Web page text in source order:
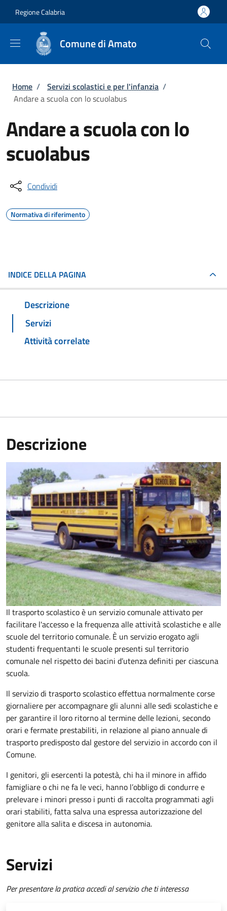
Regione Calabria
Comune di Amato
Briciole di pane
Home / Servizi scolastici e per l'infanzia /
Andare a scuola con lo scuolabus
Andare a scuola con lo
scuolabus
Condividi
Normativa di riferimento
INDICE DELLA PAGINA
Descrizione
Servizi
Attività correlate
Descrizione
Il trasporto scolastico è un servizio comunale attivato per
facilitare l'accesso e la frequenza alle attività scolastiche e alle
scuole del territorio comunale. È un servizio erogato agli
studenti frequentanti le scuole presenti sul territorio
comunale nel rispetto dei bacini d’utenza definiti per ciascuna
scuola.
Il servizio di trasporto scolastico effettua normalmente corse
giornaliere per accompagnare gli alunni alle sedi scolastiche e
per garantire il loro ritorno al termine delle lezioni, secondo
orari e fermate prestabiliti, in relazione al piano annuale di
trasporto predisposto dal gestore del servizio in accordo con il
Comune.
I genitori, gli esercenti la potestà, chi ha il minore in affido
famigliare o chi ne fa le veci, hanno l’obbligo di condurre e
prelevare i minori presso i punti di raccolta programmati agli
orari stabiliti, fatta salva una espressa autorizzazione del
genitore alla salita e discesa in autonomia.
Servizi
Per presentare la pratica accedi al servizio che ti interessa